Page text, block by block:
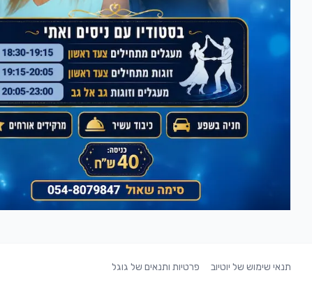
תנאי שימוש של יוטיוב פרטיות ותנאים של גוגל